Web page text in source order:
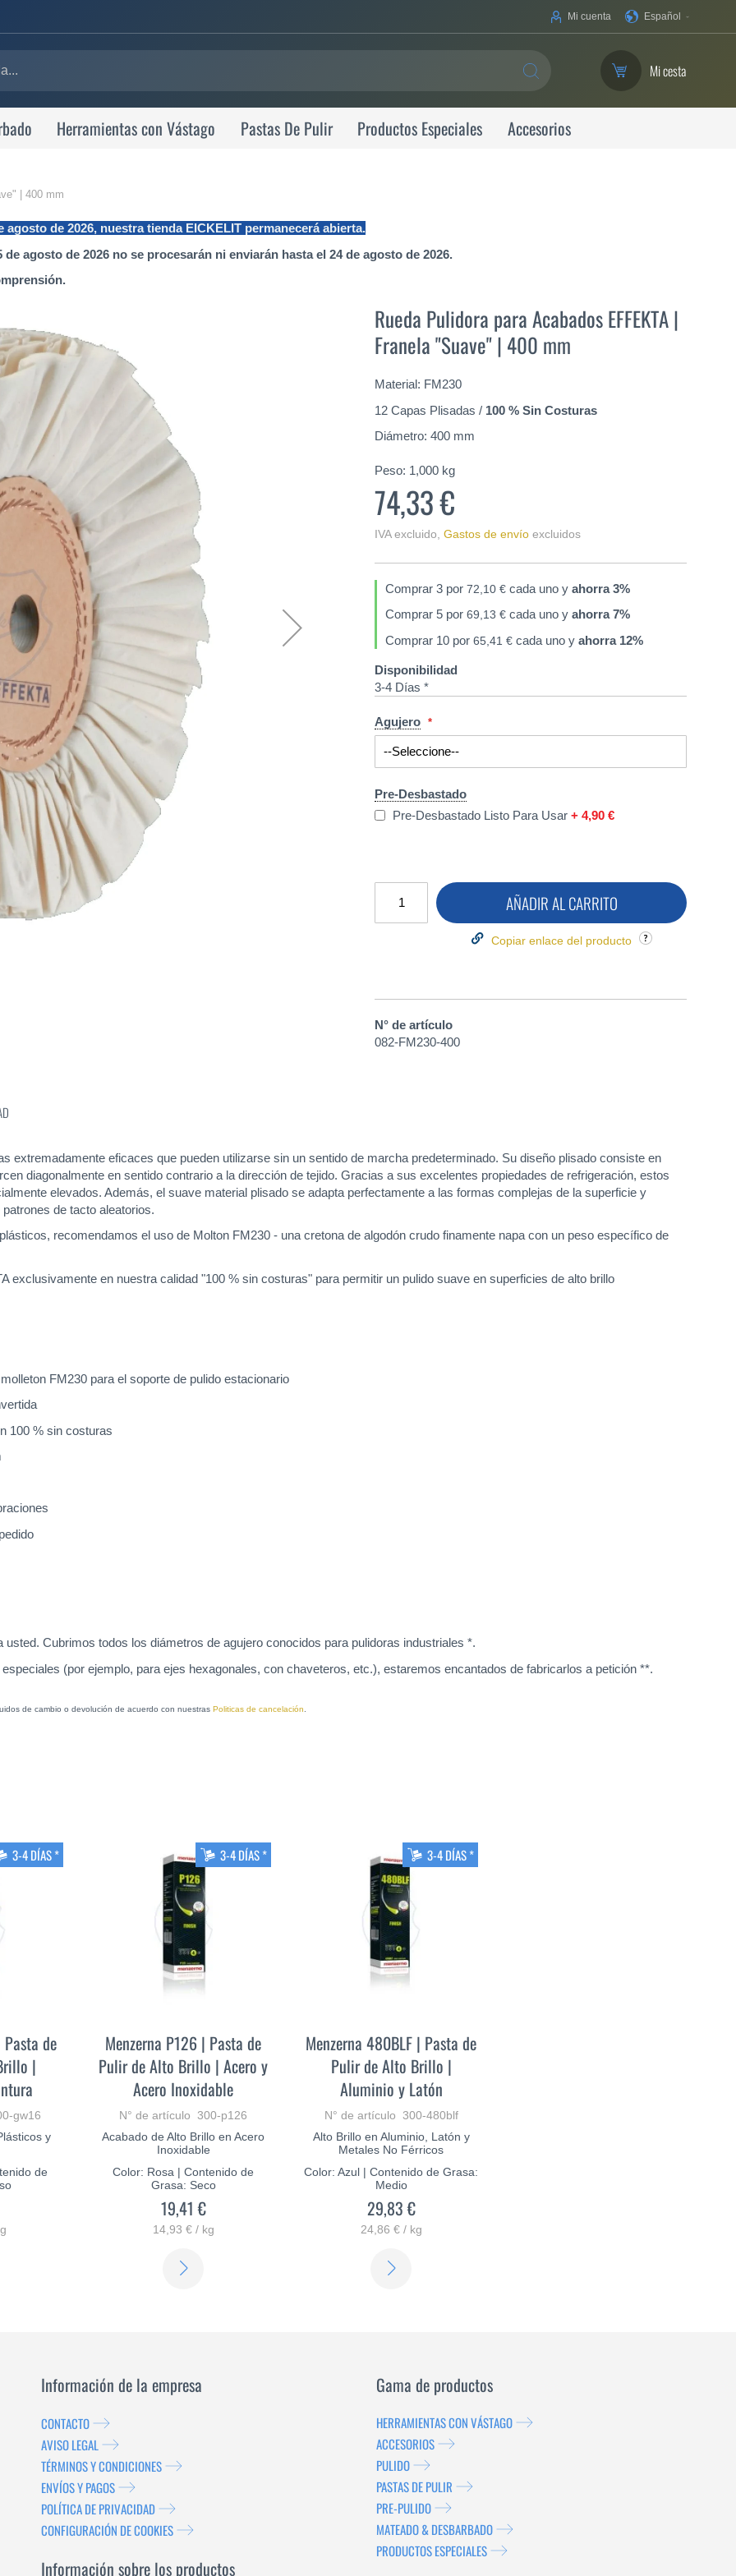
Su
Español
Mi cuenta
SEARCH Mi cesta
Herramientas con Vástago Pastas De Pulir Productos Especiales Accesorios
| 400 mm
de 2026, nuestra tienda EICKELIT permanecerá abierta.
agosto de 2026 no se procesarán ni enviarán hasta el 24 de agosto de 2026.
Rueda Pulidora para Acabados EFFEKTA |
Franela "Suave" | 400 mm
Material: FM230
12 Capas Plisadas / 100 % Sin Costuras
Diámetro: 400 mm
Peso: 1,000 kg
74,33 €
IVA excluido Gastos de envío excluidos
Comprar 3 por 72,10 € cada uno y ahorra3%
Comprar 5 por 69,13 € cada uno y ahorra7%
Comprar 10 por 65,41 € cada uno y ahorra 12%
Disponibilidad
3-4 Días *
Agujero
Pre-Desbastado
Pre-Desbastado Listo Para Usar+4,90 €
AÑADIR AL CARRITO
Copiar enlace del producto
N° de artículo
082-FM230-400
extremadamente eficaces que pueden utilizarse sin un sentido de marcha predeterminado. Su diseño plisado consiste en
diagonalmente en sentido contrario a la dirección de tejido. Gracias a sus excelentes propiedades de refrigeración, estos
elevados. Además, el suave material plisado se adapta perfectamente a las formas complejas de la superficie y
de tacto aleatorios.
recomendamos el uso de Molton FM230 - una cretona de algodón crudo finamente napa con un peso específico de
exclusivamente en nuestra calidad "100 % sin costuras" para permitir un pulido suave en superficies de alto brillo
FM230 para el soporte de pulido estacionario
100 % sin costuras
Cubrimos todos los diámetros de agujero conocidos para pulidoras industriales *.
(por ejemplo, para ejes hexagonales, con chaveteros, etc.), estaremos encantados de fabricarlos a petición **.
de cambio o devolución de acuerdo con nuestras Politicas de cancelación
3-4 DÍAS *
de
|
gw16
y
de
3-4 DÍAS *
Menzerna P126 | Pasta de
Pulir de Alto Brillo | Acero y
Acero Inoxidable
N° de artículo 300-p126
Acabado de Alto Brillo en Acero
Inoxidable
Color: Rosa | Contenido de
Grasa: Seco
19,41 €
14,93 € / kg
3-4 DÍAS *
Menzerna 480BLF | Pasta de
Pulir de Alto Brillo |
Aluminio y Latón
N° de artículo 300-480blf
Alto Brillo en Aluminio, Latón y
Metales No Férricos
Color: Azul | Contenido de Grasa:
Medio
29,83 €
24,86 € / kg
Información de la empresa
CONTACTO
AVISO LEGAL
TÉRMINOS Y CONDICIONES
ENVÍOS Y PAGOS
POLÍTICA DE PRIVACIDAD
CONFIGURACIÓN DE COOKIES
Información sobre los productos
Gama de productos
HERRAMIENTAS CON VÁSTAGO
ACCESORIOS
PULIDO
PASTAS DE PULIR
PRE-PULIDO
MATEADO & DESBARBADO
PRODUCTOS ESPECIALES